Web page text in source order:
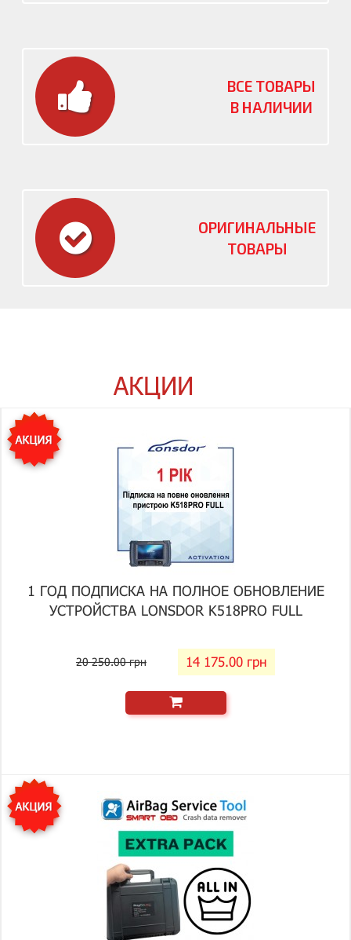
ВСЕ ТОВАРЫ
В НАЛИЧИИ
ОРИГИНАЛЬНЫЕ
ТОВАРЫ
АКЦИИ
1 ГОД ПОДПИСКА НА ПОЛНОЕ ОБНОВЛЕНИЕ
УСТРОЙСТВА LONSDOR K518PRO FULL
20 250.00 грн 14 175.00 грн